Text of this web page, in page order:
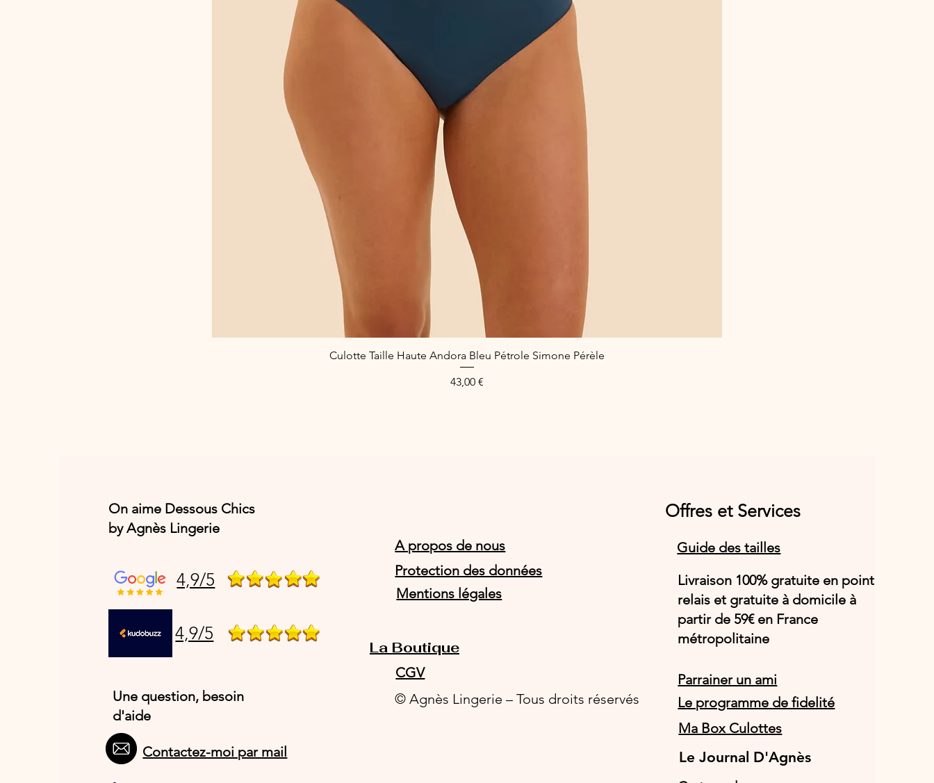
Aperçu rapide
Culotte Taille Haute Andora Bleu Pétrole Simone Pérèle
Prix
43,00 €
On aime Dessous Chics
by Agnès Lingerie
4,9/5
4,9/5
Une question, besoin
d'aide
Contactez-moi par mail
Offres et Services
A propos de nous
Protection des données
Mentions légales
Guide des tailles
Livraison 100% gratuite en point
relais et gratuite à domicile à
partir de 59€ en France
métropolitaine
CGV
Parrainer un ami
Le programme de fidelité
© Agnès Lingerie – Tous droits réservés
Ma Box Culottes
Le Journal D'Agnès
Le Journal D'Agnès
La Boutique